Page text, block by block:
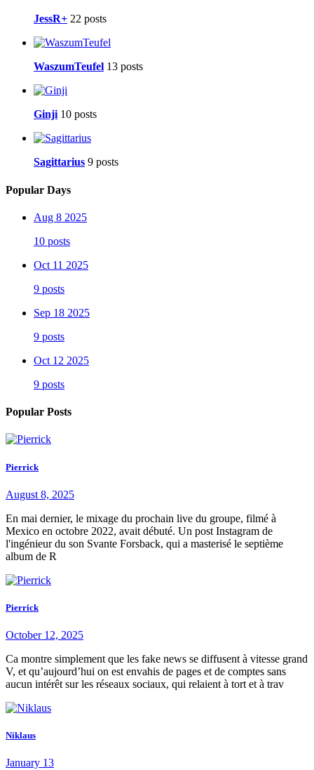
JessR+ 22 posts
WaszumTeufel 13 posts
Ginji 10 posts
Sagittarius 9 posts
Popular Days
Aug 8 2025
10 posts
Oct 11 2025
9 posts
Sep 18 2025
9 posts
Oct 12 2025
9 posts
Popular Posts
Pierrick
August 8, 2025
En mai dernier, le mixage du prochain live du groupe, filmé à
Mexico en octobre 2022, avait débuté. Un post Instagram de
l'ingénieur du son Svante Forsback, qui a masterisé le septième
album de R
Pierrick
October 12, 2025
Ca montre simplement que les fake news se diffusent à vitesse grand
V, et qu’aujourd’hui on est envahis de pages et de comptes sans
aucun intérêt sur les réseaux sociaux, qui relaient à tort et à trav
Niklaus
January 13